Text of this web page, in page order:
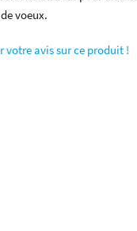
voeux.
votre avis sur ce produit !